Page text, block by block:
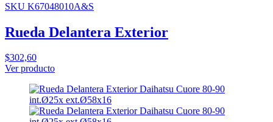
SKU K67048010A&S
Rueda Delantera Exterior
$302,60
Ver producto